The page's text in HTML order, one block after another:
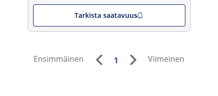
Tarkista saatavuus
Ensimmäinen 1 Viimeinen